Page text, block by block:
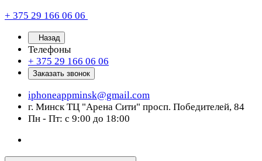
+ 375 29 166 06 06
Назад
Телефоны
+ 375 29 166 06 06
Заказать звонок
iphoneappminsk@gmail.com
г. Минск ТЦ "Арена Сити" просп. Победителей, 84
Пн - Пт: с 9:00 до 18:00